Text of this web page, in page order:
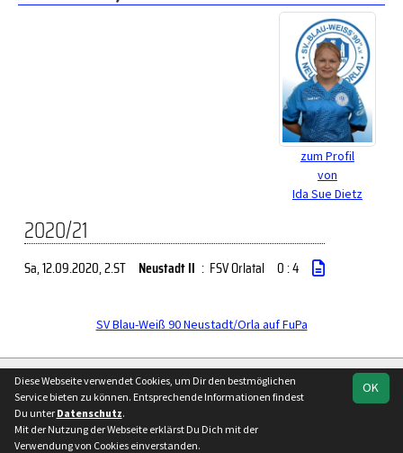
zum Profil
von
Ida Sue Dietz
2020/21
Sa, 12.09.2020, 2.ST Neustadt II : FSV Orlatal 0 : 4
SV Blau-Weiß 90 Neustadt/Orla auf FuPa
soccero.de
Besucherstatistik
Datenschutz
OK
Diese Webseite verwendet Cookies, um Dir den bestmöglichen
Service bieten zu können. Entsprechende Informationen findest
Du unter Datenschutz.
Mit der Nutzung der Webseite erklärst Du Dich mit der
Verwendung von Cookies einverstanden.